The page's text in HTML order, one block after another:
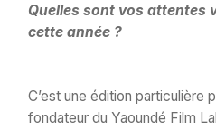
Quelles sont vos attentes
cette année ?
C’est une édition particulière
fondateur du Yaoundé Film